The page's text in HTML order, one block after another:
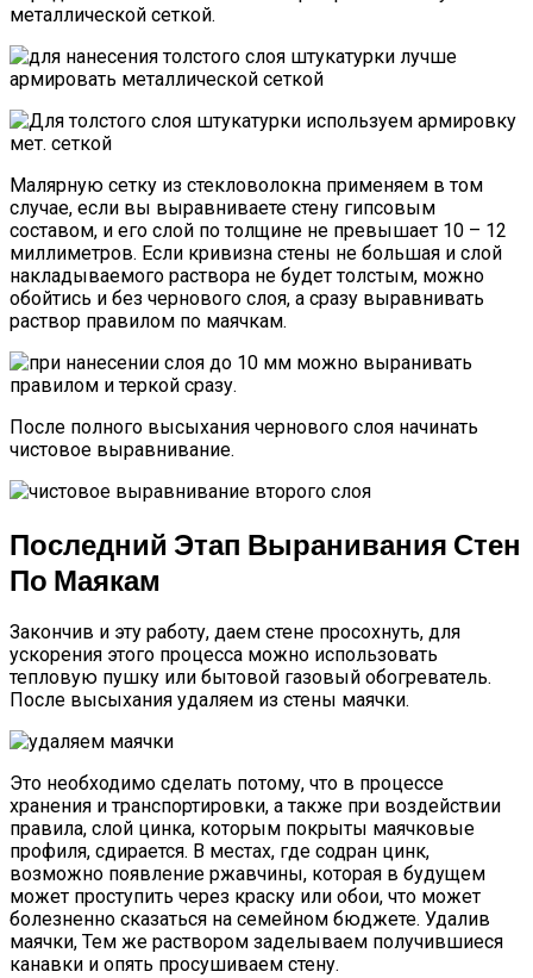
металлической сеткой.
Малярную сетку из стекловолокна применяем в том
случае, если вы выравниваете стену гипсовым
составом, и его слой по толщине не превышает 10 – 12
миллиметров. Если кривизна стены не большая и слой
накладываемого раствора не будет толстым, можно
обойтись и без чернового слоя, а сразу выравнивать
раствор правилом по маячкам.
После полного высыхания чернового слоя начинать
чистовое выравнивание.
Последний Этап Выранивания Стен
По Маякам
Закончив и эту работу, даем стене просохнуть, для
ускорения этого процесса можно использовать
тепловую пушку или бытовой газовый обогреватель.
После высыхания удаляем из стены маячки.
Это необходимо сделать потому, что в процессе
хранения и транспортировки, а также при воздействии
правила, слой цинка, которым покрыты маячковые
профиля, сдирается. В местах, где содран цинк,
возможно появление ржавчины, которая в будущем
может проступить через краску или обои, что может
болезненно сказаться на семейном бюджете. Удалив
маячки, Тем же раствором заделываем получившиеся
канавки и опять просушиваем стену.